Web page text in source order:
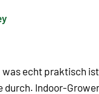
echt praktisch
durch. Indoor-